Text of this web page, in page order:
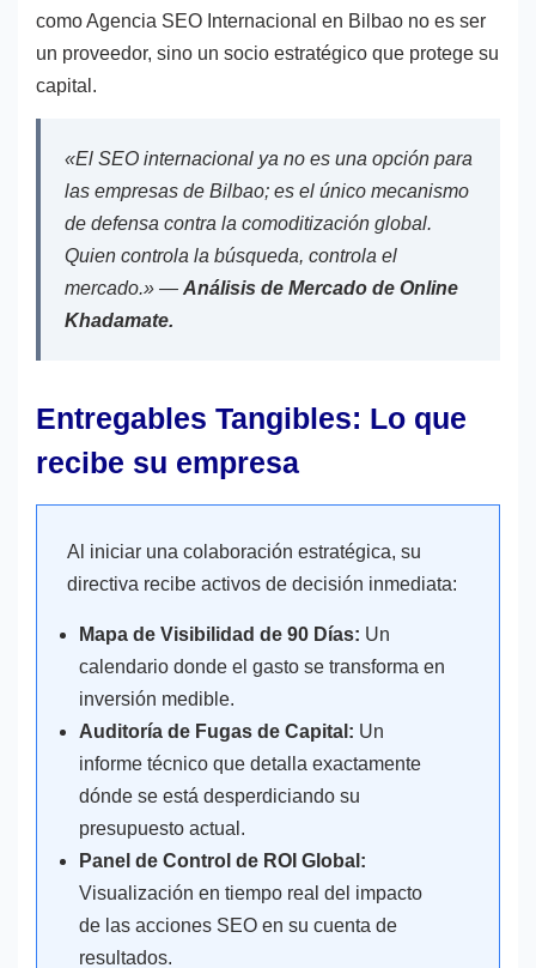
como Agencia SEO Internacional en Bilbao no es ser
un proveedor, sino un socio estratégico que protege su
capital.
«El SEO internacional ya no es una opción para
las empresas de Bilbao; es el único mecanismo
de defensa contra la comoditización global.
Quien controla la búsqueda, controla el
mercado.» — Análisis de Mercado de Online
Khadamate.
Entregables Tangibles: Lo que
recibe su empresa
Al iniciar una colaboración estratégica, su
directiva recibe activos de decisión inmediata:
Mapa de Visibilidad de 90 Días: Un
calendario donde el gasto se transforma en
inversión medible.
Auditoría de Fugas de Capital: Un
informe técnico que detalla exactamente
dónde se está desperdiciando su
presupuesto actual.
Panel de Control de ROI Global:
Visualización en tiempo real del impacto
de las acciones SEO en su cuenta de
resultados.